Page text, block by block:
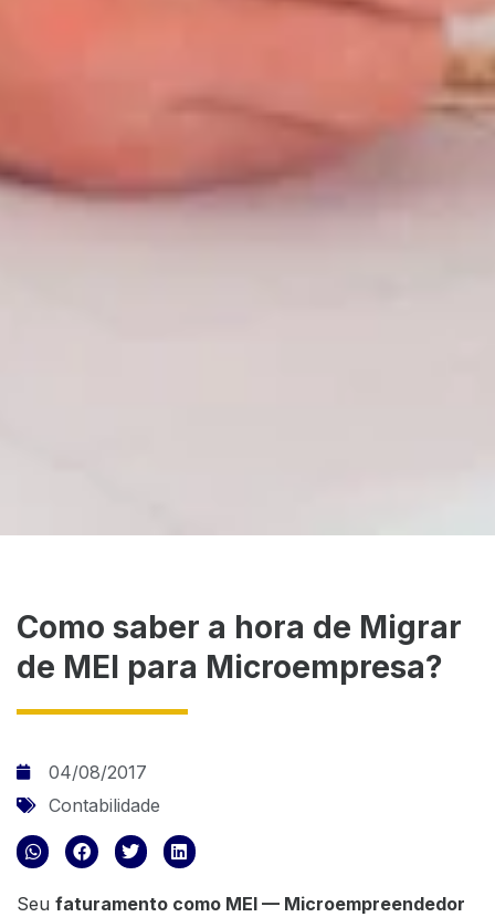
Como saber a hora de Migrar
de MEI para Microempresa?
04/08/2017
Contabilidade
Seu faturamento como MEI — Microempreendedor